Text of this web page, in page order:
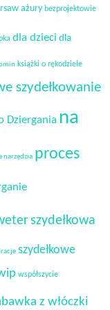
ażury bezprojektowie
dla dzieci dla
książki o rękodziele
szydełkowanie
Dziergania na
narzędzia proces
szydełkowa
szydełkowe
współszycie
z włóczki